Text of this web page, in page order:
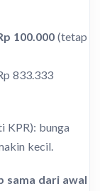
100.000 (tetap
833.333
KPR): bunga
kecil.
sama dari awal